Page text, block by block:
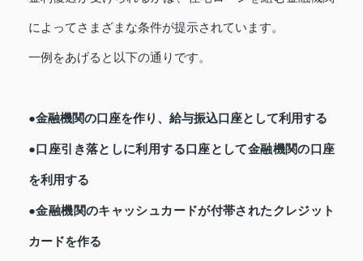
によってさまざまな条件が提示されています。
一例をあげると以下の通りです。
●金融機関の口座を作り、給与振込口座として利用する
●口座引き落としに利用する口座として金融機関の口座
を利用する
●金融機関のキャッシュカードが付帯されたクレジット
カードを作る